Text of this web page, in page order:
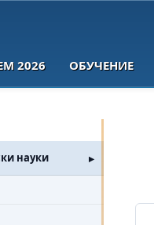
2026 ОБУЧЕНИЕ
науки